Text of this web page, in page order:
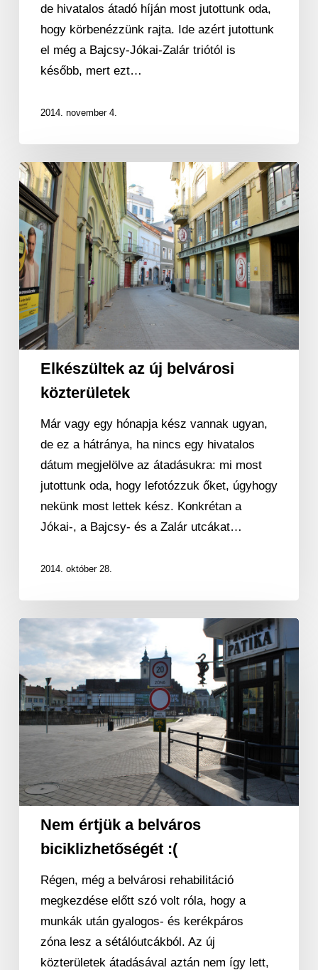
de hivatalos átadó híján most jutottunk oda,
hogy körbenézzünk rajta. Ide azért jutottunk
el még a Bajcsy-Jókai-Zalár triótól is
később, mert ezt…
2014. november 4.
Elkészültek
az
új
belvárosi
közterületek
Elkészültek az új belvárosi
közterületek
Már vagy egy hónapja kész vannak ugyan,
de ez a hátránya, ha nincs egy hivatalos
dátum megjelölve az átadásukra: mi most
jutottunk oda, hogy lefotózzuk őket, úgyhogy
nekünk most lettek kész. Konkrétan a
Jókai-, a Bajcsy- és a Zalár utcákat…
2014. október 28.
értjük
a
belváros
biciklizhetőségét
Nem értjük a belváros
biciklizhetőségét :(
Régen, még a belvárosi rehabilitáció
megkezdése előtt szó volt róla, hogy a
munkák után gyalogos- és kerékpáros
zóna lesz a sétálóutcákból. Az új
közterületek átadásával aztán nem így lett,